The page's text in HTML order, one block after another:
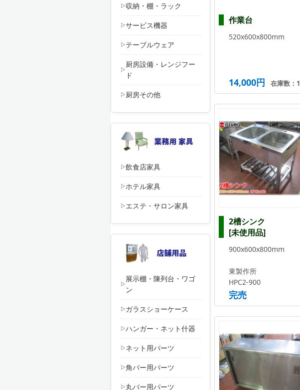
収納・棚・ラック
サービス機器
テーブルウェア
厨房設備・レンジフー
ド
厨房その他
飲食店家具
ホテル家具
エステ・サロン家具
展示棚・陳列台・ワゴ
ン
ガラスショーケース
ハンガー・ネット什器
ネット用パーツ
角バー用パーツ
丸バー用パーツ
作業台
520x600x800mm
14,000円 在庫数：1
2槽シンク
[未使用品]
900x600x800mm
東製作所
HPC2-900
完売